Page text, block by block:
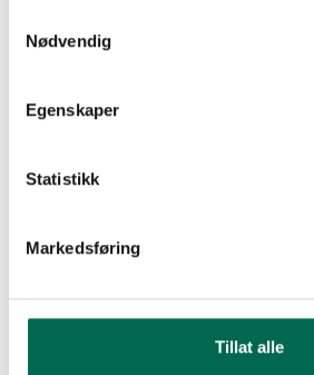
Nødvendig
Egenskaper
Statistikk
Markedsføring
Tillat alle